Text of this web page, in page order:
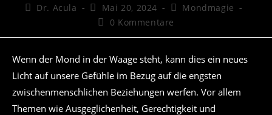
Beitrags-
Dr. Acula
Beitrag
veröffentlicht:
Mai 20, 2024
Beitrags-
Kategorie:
Mondmagie
Beitrags-
0 Kommentare
Wenn der Mond in der Waage steht, kann dies ein neues
Licht auf unsere Gefühle im Bezug auf die engsten
zwischenmenschlichen Beziehungen werfen. Vor allem
Themen wie Ausgeglichenheit, Gerechtigkeit und